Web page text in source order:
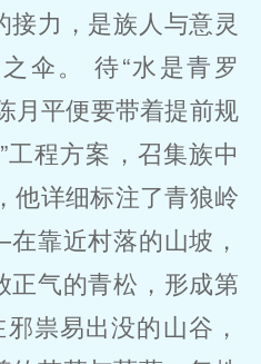
力，是族人与意灵
伞。 待“水是青罗
月平便要带着提前规
工程方案，召集族中
他详细标注了青狼岭
靠近村落的山坡，
正气的青松，形成第
祟易出没的山谷，